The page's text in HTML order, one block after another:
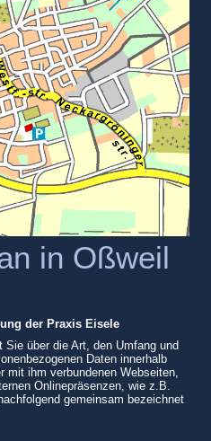
in Oßweil
der Praxis Eisele
über die Art, den Umfang und
Daten innerhalb
mit ihm verbundenen Webseiten,
Onlinepräsenzen, wie z.B.
gemeinsam bezeichnet